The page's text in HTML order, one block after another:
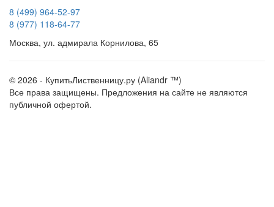
8 (499) 964-52-97
8 (977) 118-64-77
Москва, ул. адмирала Корнилова, 65
© 2026 - КупитьЛиственницу.ру (Aliandr ™)
Все права защищены. Предложения на сайте не являются
публичной офертой.